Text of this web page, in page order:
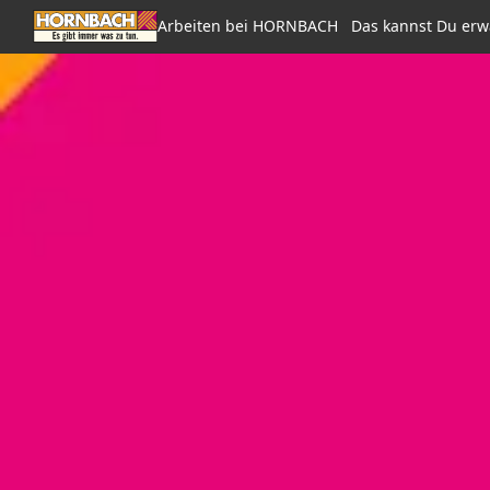
Arbeiten bei HORNBACH Das kannst Du